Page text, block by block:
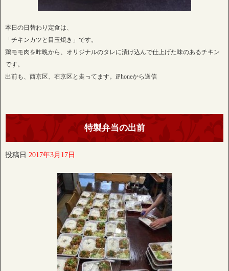
本日の日替わり定食は、
「チキンカツと目玉焼き」です。
鶏モモ肉を昨晩から、オリジナルのタレに漬け込んで仕上げた味のあるチキン
です。
出前も、西京区、右京区と走ってます。iPhoneから送信
特製弁当の出前
投稿日 2017年3月17日